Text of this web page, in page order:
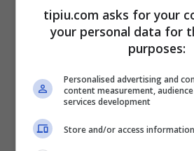
Eleonora lo ha deluso:
andare a fondo della
tipiu.com asks for your
your personal data for
purposes:
Personalised advertising and
content measurement,
services development
Store and/or access